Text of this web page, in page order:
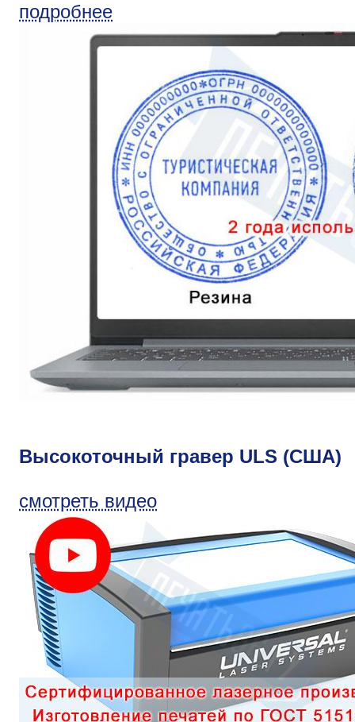
подробнее
Высокоточный гравер ULS (США)
смотреть видео